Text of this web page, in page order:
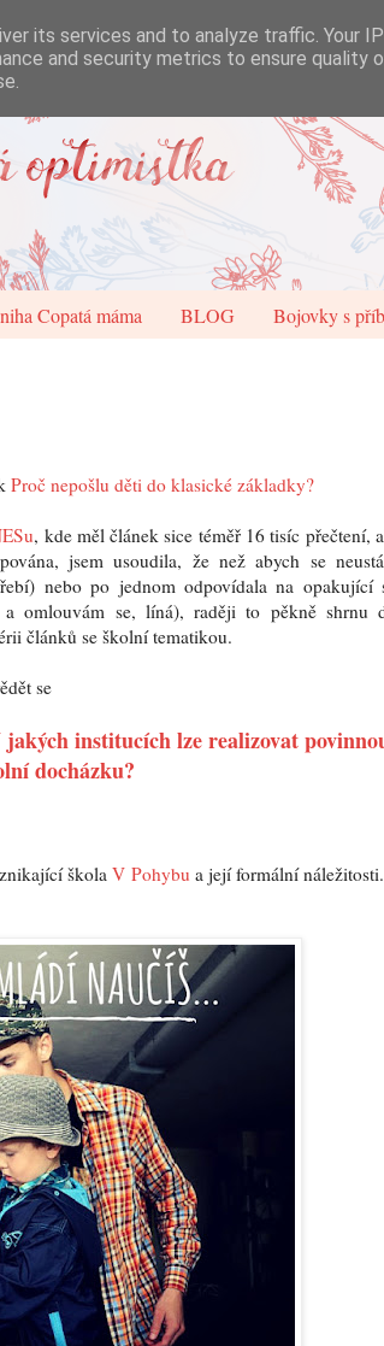
Copatá máma BLOG Bojovky s
Proč nepošlu děti do klasické základky?
, kde měl článek sice téměř 16 tisíc přečtení,
jsem usoudila, že než abych se
nebo po jednom odpovídala na opakující
omlouvám se, líná), raději to pěkně shrnu
článků se školní tematikou.
se
institucích lze realizovat
docházku?
škola V Pohybu a její formální náležitosti.
its services and to analyze traffic. Your
and security metrics to ensure quality